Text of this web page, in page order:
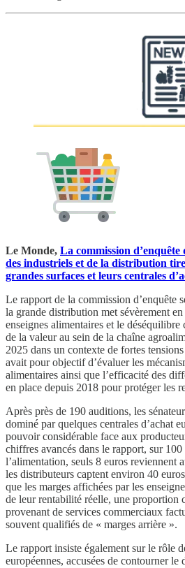
Le Monde, La commission d’enquête
des industriels et de la distribution
grandes surfaces et leurs centrales
Le rapport de la commission d’enquête
la grande distribution met sévèrement en
enseignes alimentaires et le
de la valeur au sein de la chaîne
2025 dans un contexte de fortes
avait pour objectif d’évaluer les
alimentaires ainsi que l’efficacité des
en place depuis 2018 pour protéger les
Après près de 190 auditions, les
dominé par quelques centrales d’achat
pouvoir considérable face aux
chiffres avancés dans le rapport, sur 100
l’alimentation, seuls 8 euros reviennent
les distributeurs captent environ 40
que les marges affichées par les
de leur rentabilité réelle, une proportion
provenant de services commerciaux
souvent qualifiés de « marges arrière ».
Le rapport insiste également sur le rôle
européennes, accusées de contourner le